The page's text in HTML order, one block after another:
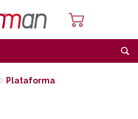
Plataforma